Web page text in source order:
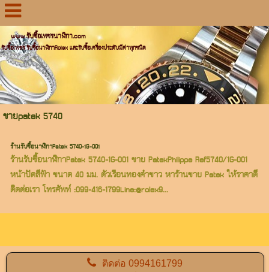
www.รับซื้อเพชรนาฬิกา.com
รับซื้อเพชร รับซื้อนาฬิกาRolex และรับซื้อเครื่องประดับมีค่าทุกชนิด
ขายpatek 5740
ร้านรับซื้อนาฬิกาPatek 5740-1G-001
ร้านรับซื้อนาฬิกาPatek 5740-1G-001 ขาย PatekPhilippe Ref5740/1G-001
หน้าปัดสีฟ้า ขนาด 40 มม. ตัวเรือนทองคำขาว หาร้านขาย Patek ให้ราคาดี
ติดต่อเรา โทรศัพท์ :099-416-1799Line:@rolex9...
ติดต่อ0994161799